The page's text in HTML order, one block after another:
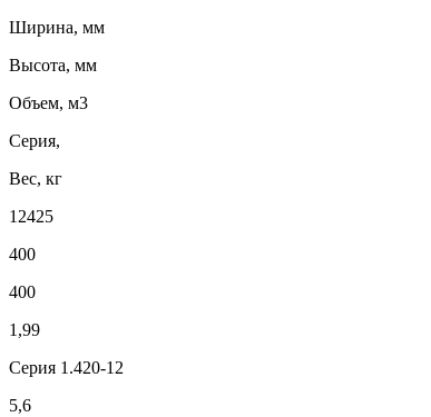
Ширина, мм
Высота, мм
Объем, м3
Серия,
Вес, кг
12425
400
400
1,99
Серия 1.420-12
5,6